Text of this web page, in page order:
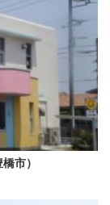
市）